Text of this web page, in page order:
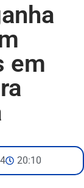
em
20:10